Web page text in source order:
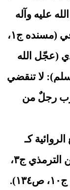
عليه وآله
وسلم) على ما يذكر أحمد بن حنبل في (مسنده ج١،
(عجّل الله
لا تنقضي
رجلٌ من
كـ
(سنن أبي داوود:ج٢، ص٣١٠)، و(سنن الترمذي ج٣،